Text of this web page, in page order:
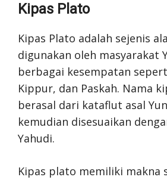
Kipas Plato
Kipas Plato adalah sejenis
digunakan oleh masyarakat
berbagai kesempatan
Kippur, dan Paskah. Nama
berasal dari kataflut asal
kemudian disesuaikan
Yahudi.
Kipas plato memiliki makna